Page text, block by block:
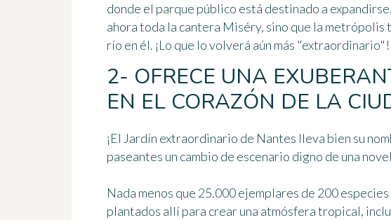
donde el parque público está destinado a
ahora toda la cantera Miséry, sino que la metrópolis
río en él. ¡Lo que lo volverá aún más "extraordinario"!
2- OFRECE UNA
EN EL CORAZÓN DE LA
¡El Jardín extraordinario de Nantes lleva bien su
paseantes un cambio de escenario digno de una
Nada menos que 25.000 ejemplares de 200
plantados allí para crear una atmósfera tropical,